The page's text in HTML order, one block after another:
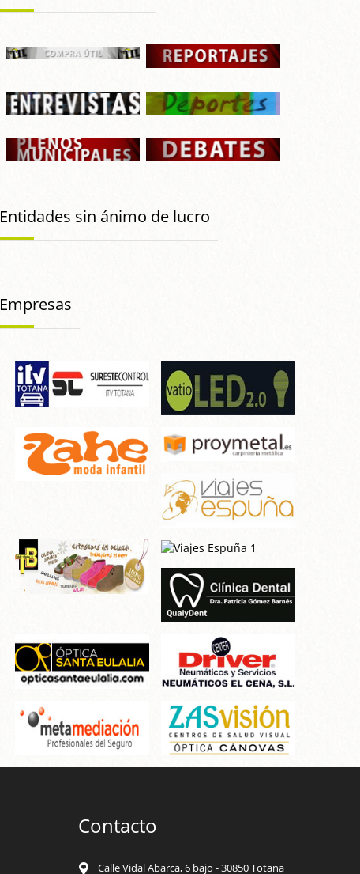
Entidades sin ánimo de lucro
Empresas
Contacto
Calle Vidal Abarca, 6 bajo - 30850 Totana